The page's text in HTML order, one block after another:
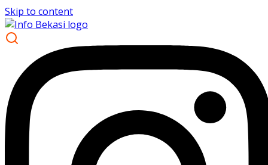
Skip to content